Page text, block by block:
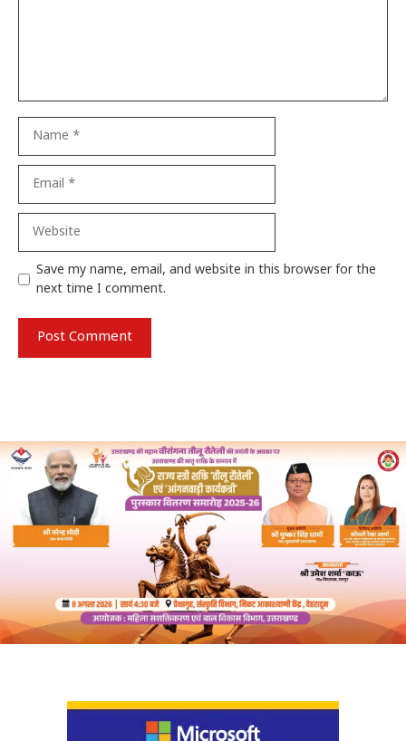
Save my name, email, and website in this browser for the
next time I comment.